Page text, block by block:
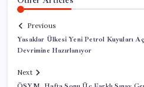
Previous
Yasaklar Ülkesi Yeni Petrol Kuyuları
Devrimine Hazırlanıyor
Next